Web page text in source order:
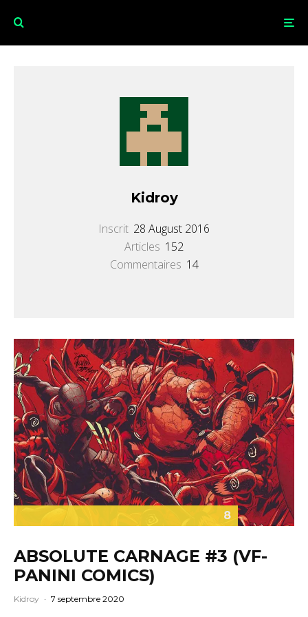
Kidroy
Inscrit 28 August 2016
Articles 152
Commentaires 14
8
ABSOLUTE CARNAGE #3 (VF-
PANINI COMICS)
Kidroy · 7 septembre 2020